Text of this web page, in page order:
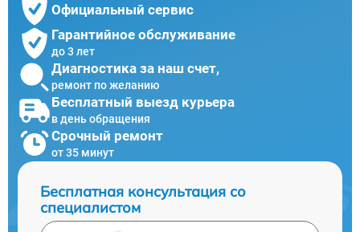
Официальный сервис
Гарантийное обслуживание
до 3 лет
Диагностика за наш счет,
ремонт по желанию
Бесплатный выезд курьера
в день обращения
Срочный ремонт
от 35 минут
Бесплатная консультация со
специалистом